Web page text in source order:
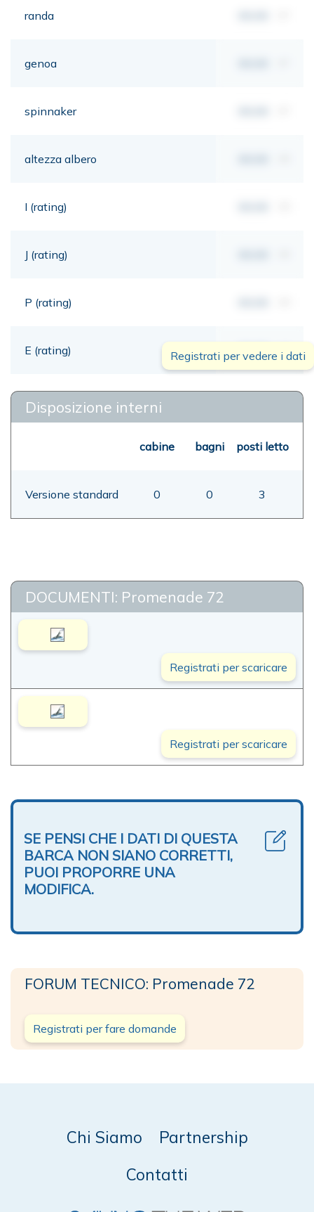
randa
genoa
spinnaker
altezza albero
I (rating)
J (rating)
P (rating)
E (rating) 00,00 mt
Registrati per vedere i dati
Disposizione interni
cabine bagni posti letto
Versione standard 0 0 3
DOCUMENTI: Promenade 72
Registrati per scaricare
Registrati per scaricare
SE PENSI CHE I DATI DI QUESTA
BARCA NON SIANO CORRETTI,
PUOI PROPORRE UNA
MODIFICA.
FORUM TECNICO: Promenade 72
Registrati per fare domande
Chi Siamo
Partnership
Contatti